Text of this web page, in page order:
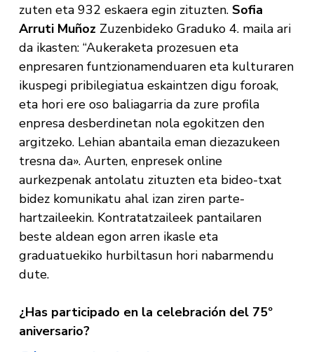
zuten eta 932 eskaera egin zituzten. Sofia
Arruti Muñoz Zuzenbideko Graduko 4. maila ari
da ikasten: “Aukeraketa prozesuen eta
enpresaren funtzionamenduaren eta kulturaren
ikuspegi pribilegiatua eskaintzen digu foroak,
eta hori ere oso baliagarria da zure profila
enpresa desberdinetan nola egokitzen den
argitzeko. Lehian abantaila eman diezazukeen
tresna da». Aurten, enpresek online
aurkezpenak antolatu zituzten eta bideo-txat
bidez komunikatu ahal izan ziren parte-
hartzaileekin. Kontratatzaileek pantailaren
beste aldean egon arren ikasle eta
graduatuekiko hurbiltasun hori nabarmendu
dute.
¿Has participado en la celebración del 75º
aniversario?